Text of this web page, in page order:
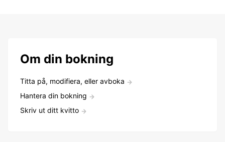
Om din bokning
Titta på, modifiera, eller avboka
Hantera din bokning
Skriv ut ditt kvitto